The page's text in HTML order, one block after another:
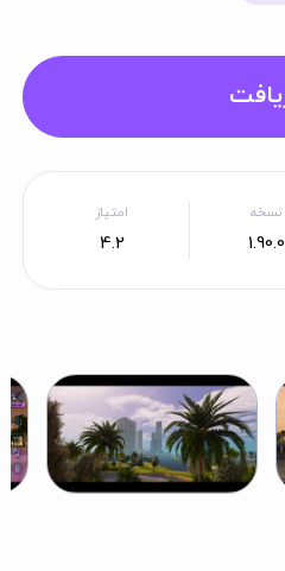
نسخه
1.90.0
امتیاز
4.2